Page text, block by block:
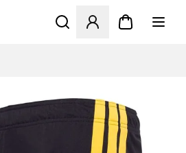
Åbner en Modal til at